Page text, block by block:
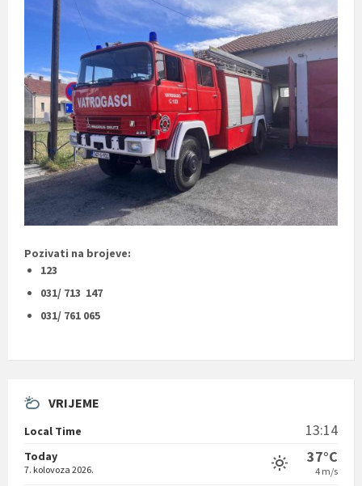
Pozivati na brojeve:
123
031/ 713 147
031/ 761 065
VRIJEME
Local Time 13:14
Today
7. kolovoza 2026.
37°C
4 m/s